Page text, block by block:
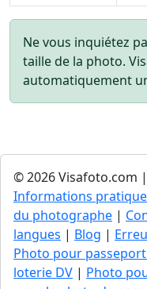
Ne vous inquiétez
taille de la photo.
automatiquement
© 2026 Visafoto.com |
Informations
du photographe |
langues | Blog |
Photo pour
loterie DV | Photo